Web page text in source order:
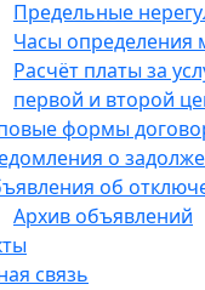
Предельные
Часы
Расчёт платы за
первой и второй
формы
о
об
Архив объявлений
связь